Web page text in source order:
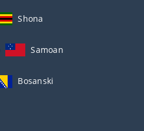
Shona
Samoan
Bosanski